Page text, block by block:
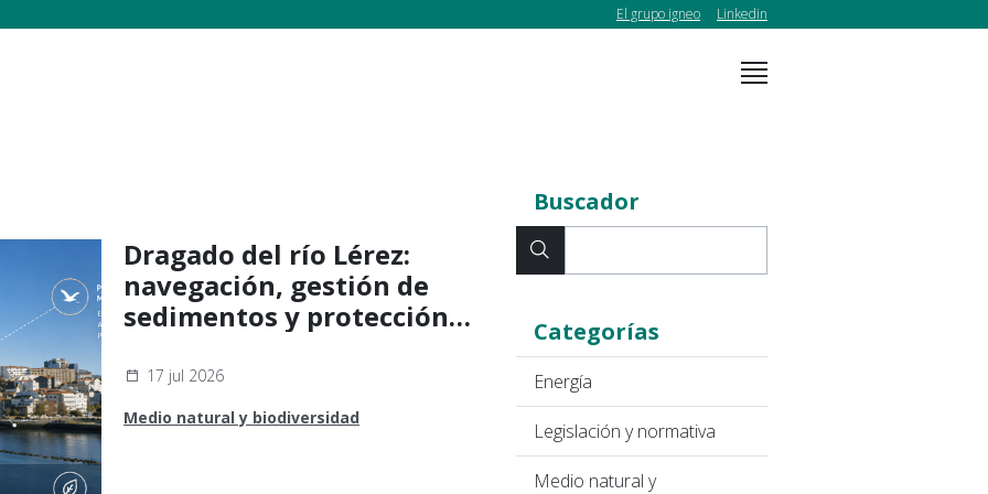
El grupo igneo Linkedin
Buscador
Categorías
Energía
Legislación y normativa
Medio natural y
Dragado del río Lérez:
navegación, gestión de
sedimentos y protección
17 jul 2026
Medio natural y biodiversidad